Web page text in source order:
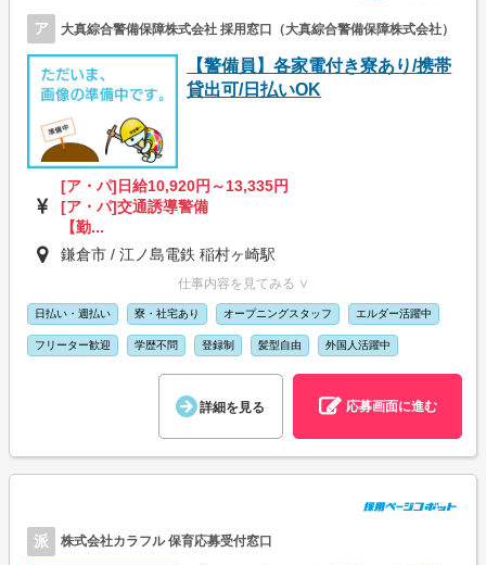
ア 大真綜合警備保障株式会社 採用窓口（大真綜合警備保障株式会社）
【警備員】各家電付き寮あり/携帯
貸出可/日払いOK
[ア・パ]日給10,920円～13,335円
[ア・パ]交通誘導警備
【勤...
鎌倉市 / 江ノ島電鉄 稲村ヶ崎駅
仕事内容を見てみる ∨
日払い・週払い 寮・社宅あり オープニングスタッフ エルダー活躍中
フリーター歓迎 学歴不問 登録制 髪型自由 外国人活躍中
詳細を見る 応募画面に進む
派 株式会社カラフル 保育応募受付窓口